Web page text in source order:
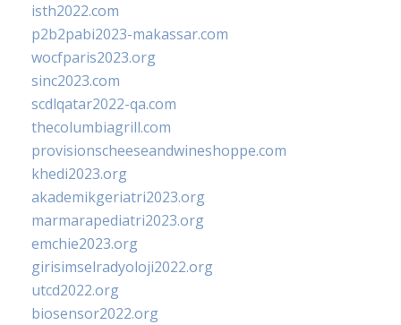
isth2022.com
p2b2pabi2023-makassar.com
wocfparis2023.org
sinc2023.com
scdlqatar2022-qa.com
thecolumbiagrill.com
provisionscheeseandwineshoppe.com
khedi2023.org
akademikgeriatri2023.org
marmarapediatri2023.org
emchie2023.org
girisimselradyoloji2022.org
utcd2022.org
biosensor2022.org